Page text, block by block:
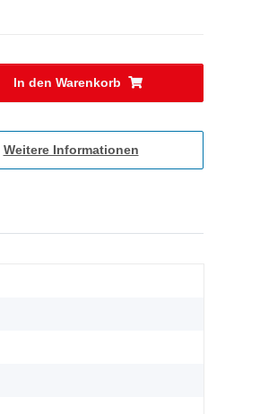
In den Warenkorb
Weitere Informationen